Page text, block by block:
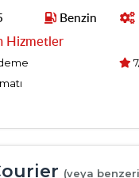
Benzin
Hizmetler
(veya